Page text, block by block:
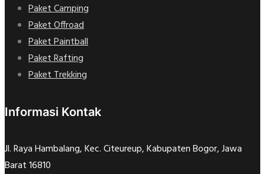
Paket Camping
Paket Offroad
Paket Paintball
Paket Rafting
Paket Trekking
Informasi Kontak
Jl. Raya Hambalang, Kec. Citeureup, Kabupaten Bogor, Jawa
Barat 16810